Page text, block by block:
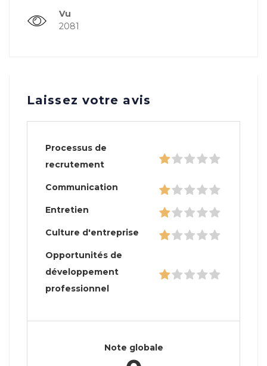
Vu
2081
Laissez votre avis
Processus de
recrutement
Communication
Entretien
Culture d'entreprise
Opportunités de
développement
professionnel
Note globale